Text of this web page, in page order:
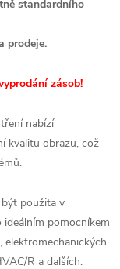
standardního
prodeje.
zásob!
nabízí
kvalitu obrazu, což
použita v
pomocníkem
elektromechanických
R a dalších.